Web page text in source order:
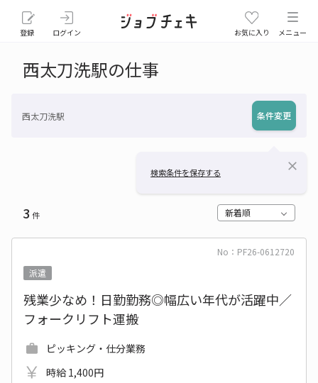
登録 ログイン お気に入り メニュー
西太刀洗駅の仕事
西太刀洗駅 条件変更
検索条件を保存する close
3 件 新着順
No：PF26-0612720
派遣
残業少なめ！日勤勤務◎幅広い年代が活躍中／
フォークリフト運搬
ピッキング・仕分業務
時給 1,400円